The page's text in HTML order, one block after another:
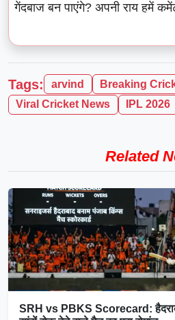
गेंदबाज बन पाएंगे? अपनी राय हमें
Tags: arvind
Breaking
Viral Cricket News
IPL 2026
Related
SRH vs PBKS Scorecard: